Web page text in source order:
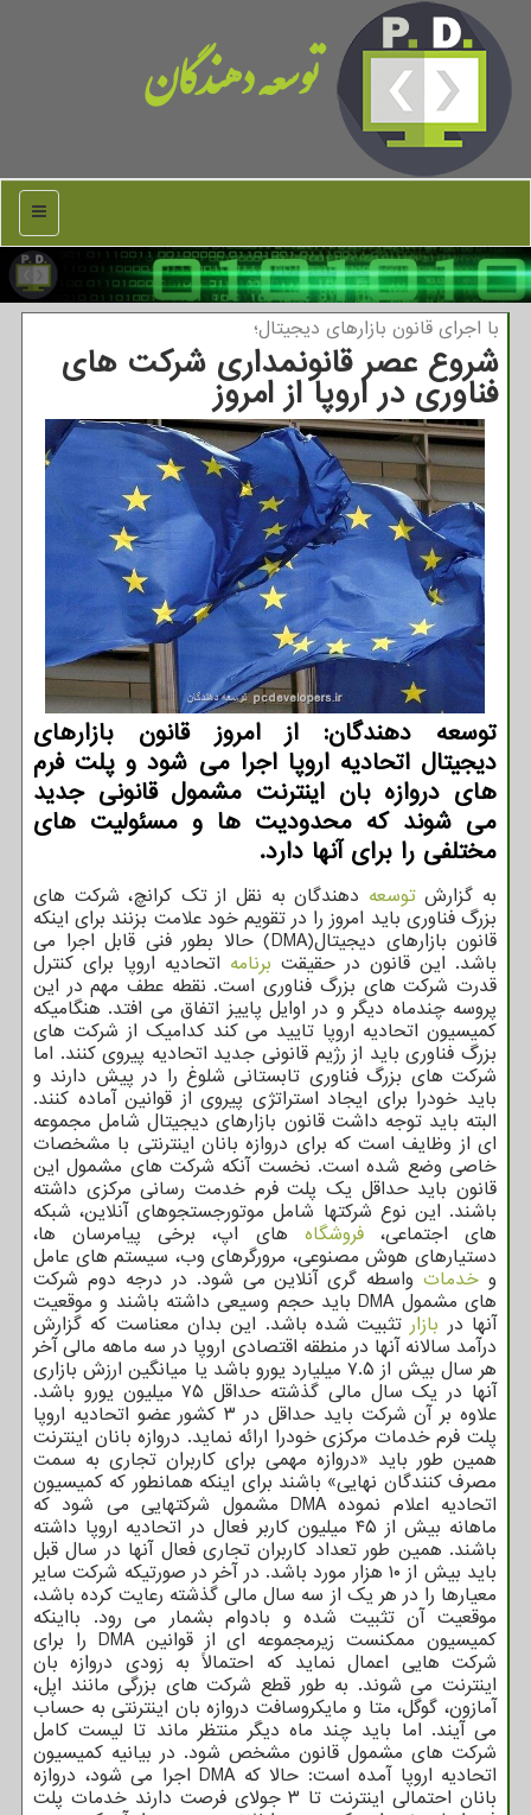
توسعه دهندگان
منو
با اجرای قانون بازارهای دیجیتال؛
شروع عصر قانونمداری شرکت های
فناوری در اروپا از امروز
توسعه دهندگان: از امروز قانون بازارهای
دیجیتال اتحادیه اروپا اجرا می شود و پلت فرم
های دروازه بان اینترنت مشمول قانونی جدید
می شوند که محدودیت ها و مسئولیت های
مختلفی را برای آنها دارد.
به گزارشتوسعه دهندگان به نقل از تک کرانچ، شرکت های
بزرگ فناوری باید امروز را در تقویم خود علامت بزنند برای اینکه
قانون بازارهای دیجیتال(DMA) حالا بطور فنی قابل اجرا می
باشد. این قانون در حقیقت برنامه اتحادیه اروپا برای کنترل
قدرت شرکت های بزرگ فناوری است. نقطه عطف مهم در این
پروسه چندماه دیگر و در اوایل پاییز اتفاق می افتد. هنگامیکه
کمیسیون اتحادیه اروپا تایید می کند کدامیک از شرکت های
بزرگ فناوری باید از رژیم قانونی جدید اتحادیه پیروی کنند. اما
شرکت های بزرگ فناوری تابستانی شلوغ را در پیش دارند و
باید خودرا برای ایجاد استراتژی پیروی از قوانین آماده کنند.
البته باید توجه داشت قانون بازارهای دیجیتال شامل مجموعه
ای از وظایف است که برای دروازه بانان اینترنتی با مشخصات
خاصی وضع شده است. نخست آنکه شرکت های مشمول این
قانون باید حداقل یک پلت فرم خدمت رسانی مرکزی داشته
باشند. این نوع شرکتها شامل موتورجستجوهای آنلاین، شبکه
های اجتماعی،فروشگاه های اپ، برخی پیامرسان ها،
دستیارهای هوش مصنوعی، مرورگرهای وب، سیستم های عامل
و خدماتواسطه گری آنلاین می شود. در درجه دوم شرکت
های مشمول DMA باید حجم وسیعی داشته باشند و موقعیت
آنها در بازار تثبیت شده باشد. این بدان معناست که گزارش
درآمد سالانه آنها در منطقه اقتصادی اروپا در سه ماهه مالی آخر
هر سال بیش از ۷.۵ میلیارد یورو باشد یا میانگین ارزش بازاری
آنها در یک سال مالی گذشته حداقل ۷۵ میلیون یورو باشد.
علاوه بر آن شرکت باید حداقل در ۳ کشور عضو اتحادیه اروپا
پلت فرم خدمات مرکزی خودرا ارائه نماید. دروازه بانان اینترنت
همین طور باید «دروازه مهمی برای کاربران تجاری به سمت
مصرف کنندگان نهایی» باشند برای اینکه همانطور که کمیسیون
اتحادیه اعلام نموده DMA مشمول شرکتهایی می شود که
ماهانه بیش از ۴۵ میلیون کاربر فعال در اتحادیه اروپا داشته
باشند. همین طور تعداد کاربران تجاری فعال آنها در سال قبل
باید بیش از ۱۰ هزار مورد باشد. در آخر در صورتیکه شرکت سایر
معیارها را در هر یک از سه سال مالی گذشته رعایت کرده باشد،
موقعیت آن تثبیت شده و بادوام بشمار می رود. بااینکه
کمیسیون ممکنست زیرمجموعه ای از قوانین DMA را برای
شرکت هایی اعمال نماید که احتمالاً به زودی دروازه بان
اینترنت می شوند. به طور قطع شرکت های بزرگی مانند اپل،
آمازون، گوگل، متا و مایکروسافت دروازه بان اینترنتی به حساب
می آیند. اما باید چند ماه دیگر منتظر ماند تا لیست کامل
شرکت های مشمول قانون مشخص شود. در بیانیه کمیسیون
اتحادیه اروپا آمده است: حالا که DMA اجرا می شود، دروازه
بانان احتمالی اینترنت تا ۳ جولای فرصت دارند خدمات پلت